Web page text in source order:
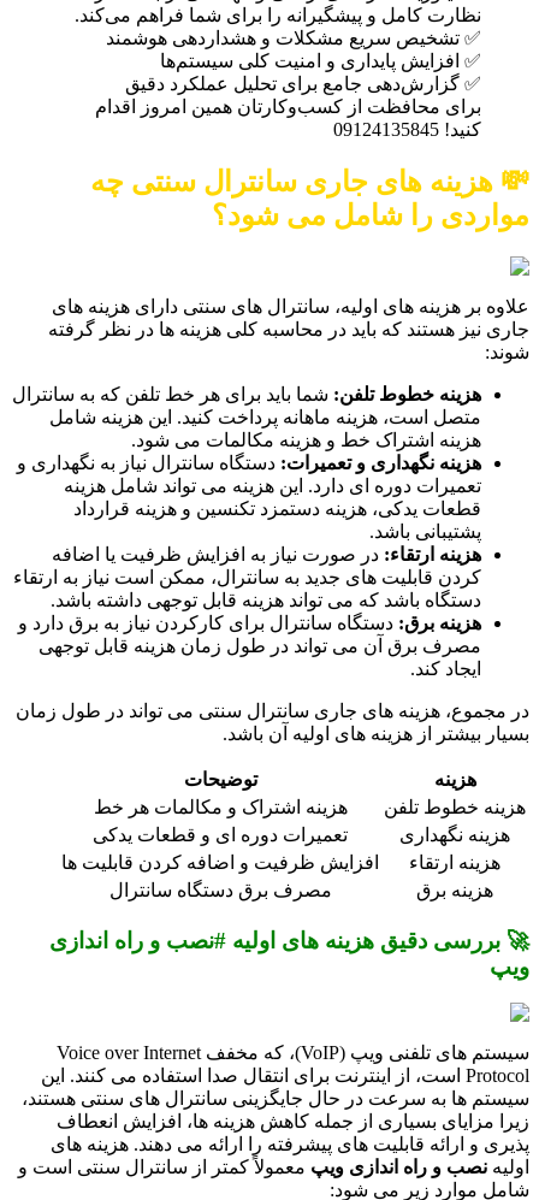
نظارت کامل و پیشگیرانه را برای شما فراهم می‌کند.
✅ تشخیص سریع مشکلات و هشداردهی هوشمند
✅ افزایش پایداری و امنیت کلی سیستم‌ها
✅ گزارش‌دهی جامع برای تحلیل عملکرد دقیق
برای محافظت از کسب‌وکارتان همین امروز اقدام
کنید! 09124135845
💸 هزینه های جاری سانترال سنتی چه
مواردی را شامل می شود؟
علاوه بر هزینه های اولیه، سانترال های سنتی دارای هزینه های
جاری نیز هستند که باید در محاسبه کلی هزینه ها در نظر گرفته
شوند:
هزینه خطوط تلفن: شما باید برای هر خط تلفن که به سانترال
متصل است، هزینه ماهانه پرداخت کنید. این هزینه شامل
هزینه اشتراک خط و هزینه مکالمات می شود.
هزینه نگهداری و تعمیرات: دستگاه سانترال نیاز به نگهداری و
تعمیرات دوره ای دارد. این هزینه می تواند شامل هزینه
قطعات یدکی، هزینه دستمزد تکنسین و هزینه قرارداد
پشتیبانی باشد.
هزینه ارتقاء: در صورت نیاز به افزایش ظرفیت یا اضافه
کردن قابلیت های جدید به سانترال، ممکن است نیاز به ارتقاء
دستگاه باشد که می تواند هزینه قابل توجهی داشته باشد.
هزینه برق: دستگاه سانترال برای کارکردن نیاز به برق دارد و
مصرف برق آن می تواند در طول زمان هزینه قابل توجهی
ایجاد کند.
در مجموع، هزینه های جاری سانترال سنتی می تواند در طول زمان
بسیار بیشتر از هزینه های اولیه آن باشد.
هزینه
توضیحات
هزینه خطوط تلفن
هزینه اشتراک و مکالمات هر خط
هزینه نگهداری
تعمیرات دوره ای و قطعات یدکی
هزینه ارتقاء
افزایش ظرفیت و اضافه کردن قابلیت ها
هزینه برق
مصرف برق دستگاه سانترال
🚀 بررسی دقیق هزینه های اولیه #نصب و راه اندازی
ویپ
سیستم های تلفنی ویپ (VoIP)، که مخفف Voice over Internet
Protocol است، از اینترنت برای انتقال صدا استفاده می کنند. این
سیستم ها به سرعت در حال جایگزینی سانترال های سنتی هستند،
زیرا مزایای بسیاری از جمله کاهش هزینه ها، افزایش انعطاف
پذیری و ارائه قابلیت های پیشرفته را ارائه می دهند. هزینه های
اولیه نصب و راه اندازی ویپ معمولاً کمتر از سانترال سنتی است و
شامل موارد زیر می شود: